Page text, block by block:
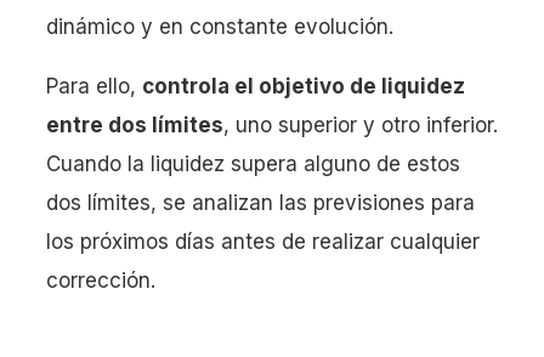
dinámico y en constante evolución.
Para ello, controla el objetivo de liquidez
entre dos límites, uno superior y otro inferior.
Cuando la liquidez supera alguno de estos
dos límites, se analizan las previsiones para
los próximos días antes de realizar cualquier
corrección.